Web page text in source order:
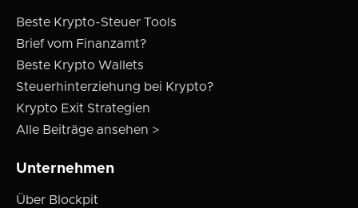
Beste Krypto-Steuer Tools
Brief vom Finanzamt?
Beste Krypto Wallets
Steuerhinterziehung bei Krypto?
Krypto Exit Strategien
Alle Beiträge ansehen >
Unternehmen
Über Blockpit